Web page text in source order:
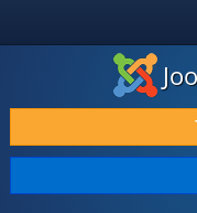
TÉLÉCHARGER &
DÉCOUVRIR & APPRENDRE
COMMUNAUTÉ & SUPPORT